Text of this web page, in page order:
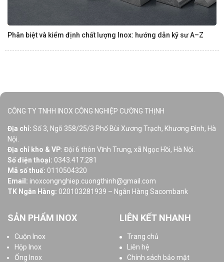
Phân biệt và kiểm định chất lượng Inox: hướng dẫn kỹ sư A–Z
CÔNG TY TNHH INOX CÔNG NGHIỆP CƯỜNG THỊNH
Địa chỉ: Số 3, Ngõ 358/25/3 Phố Bùi Xương Trạch, Khương Đình, Hà
Nội.
Địa chỉ kho & VP: Đội 6 thôn Vĩnh Trung, xã Ngọc Hồi, Hà Nội.
Số điện thoại: 0343.417.281
Mã số thuế: 0110504320
Email: inoxcongnghiep.cuongthinh@gmail.com
TK Ngân Hàng: 020103281939 – Ngân Hàng Sacombank
SẢN PHẨM INOX
Cuộn Inox
Hộp Inox
Ống Inox
LIÊN KẾT NHANH
Trang chủ
Liên hệ
Chính sách bảo mật